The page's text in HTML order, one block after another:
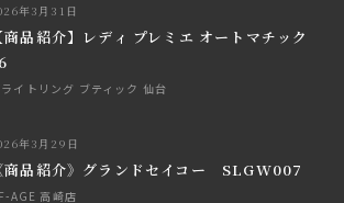
年3月31日
商品紹介】レディ プレミエ オートマチック
イトリング ブティック 仙台
年3月29日
商品紹介》グランドセイコー SLGW007
AGE 高崎店